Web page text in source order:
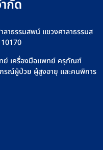
กัด
าธรรมสพน์ แขวงศาลาธรรมส
ย์ เครื่องมือแพทย์ ครุภัณฑ์
รณ์ผู้ป่วย ผู้สูงอายุ และคนพิการ